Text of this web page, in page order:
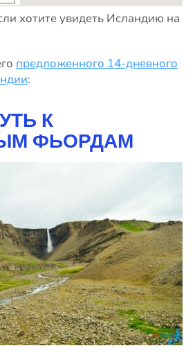
хотите увидеть Исландию на
предложенного 14-дневного
:
К
ФЬОРДАМ